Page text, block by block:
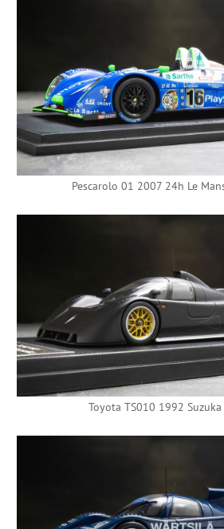
Pescarolo 01 2007 24h Le
Toyota TS010 1992 Suzuka